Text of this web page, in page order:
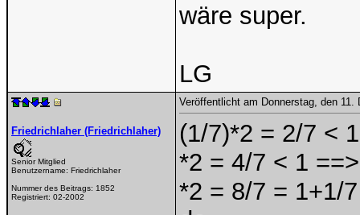
wäre super.
LG
Friedrichlaher (Friedrichlaher)
Senior Mitglied
Benutzername: Friedrichlaher
Nummer des Beitrags: 1852
Registriert: 02-2002
Veröffentlicht am Donnerstag, den
(1/7)*2 = 2/7 <
*2 = 4/7 < 1
*2 = 8/7 = 1+1/